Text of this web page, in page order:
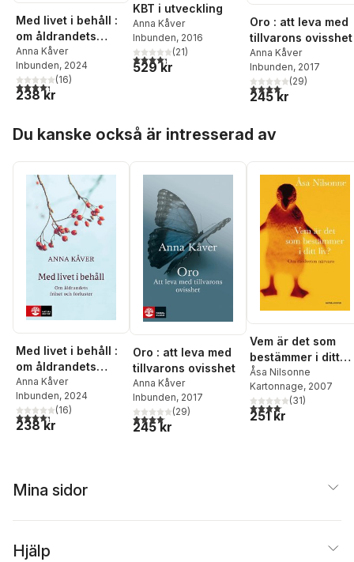
Med livet i behåll :
om åldrandets
frihet och förluster
Anna Kåver
Inbunden, 2024
4,3utav 5 stjärnor. Totalt antal röster:
(16)
238 kr
KBT i utveckling
Anna Kåver
Inbunden, 2016
4,3utav 5 stjärnor. Totalt antal röster:
(21)
529 kr
Oro : att leva med
tillvarons ovisshet
Anna Kåver
Inbunden, 2017
4,1utav 5 stjärnor.
(29)
245 kr
Du kanske också är intresserad av
Med livet i behåll :
om åldrandets
frihet och förluster
Anna Kåver
Inbunden, 2024
4,3utav 5 stjärnor. Totalt antal röster:
(16)
238 kr
Oro : att leva med
tillvarons ovisshet
Anna Kåver
Inbunden, 2017
4,1utav 5 stjärnor. Totalt antal röster:
(29)
245 kr
Vem är det som
bestämmer i ditt
liv? : om medveten
närvaro
Åsa Nilsonne
Kartonnage, 2007
4,1utav 5 stjärnor.
(31)
251 kr
Mina sidor
Hjälp